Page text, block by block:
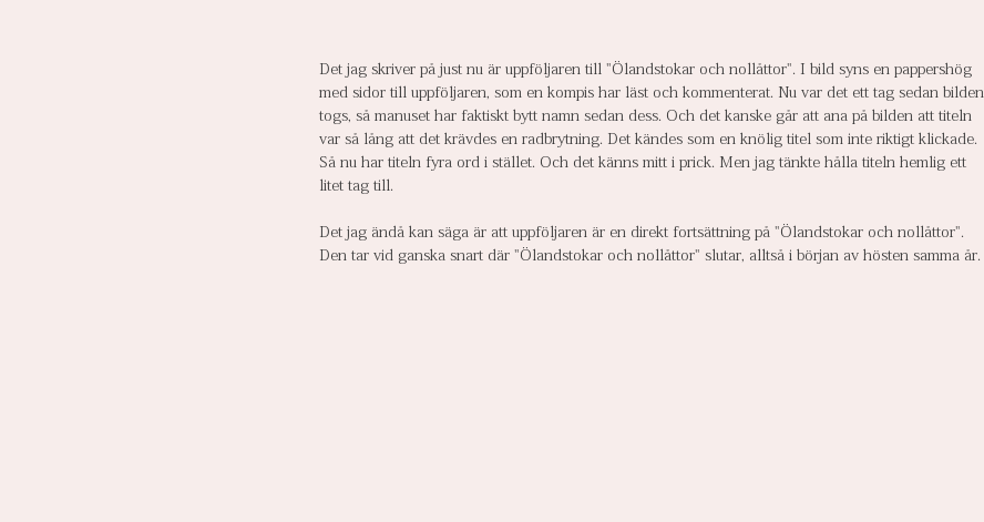
Det jag skriver på just nu är uppföljaren till "Ölandstokar och nollåttor". I bild syns en pappershög
med sidor till uppföljaren, som en kompis har läst och kommenterat. Nu var det ett tag sedan bilden
togs, så manuset har faktiskt bytt namn sedan dess. Och det kanske går att ana på bilden att titeln
var så lång att det krävdes en radbrytning. Det kändes som en knölig titel som inte riktigt klickade.
Så nu har titeln fyra ord i stället. Och det känns mitt i prick. Men jag tänkte hålla titeln hemlig ett
litet tag till.
Det jag ändå kan säga är att uppföljaren är en direkt fortsättning på "Ölandstokar och nollåttor".
Den tar vid ganska snart där "Ölandstokar och nollåttor" slutar, alltså i början av hösten samma år.